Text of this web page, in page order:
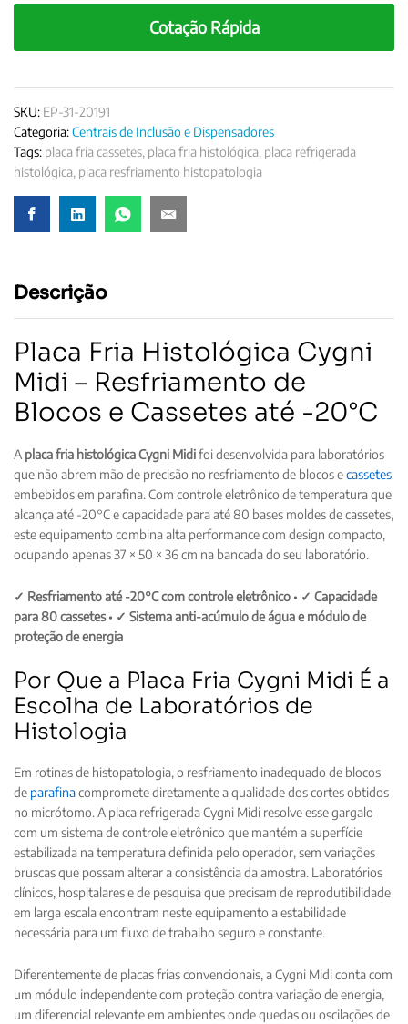
Cygni
quantity
Cotação Rápida
SKU: EP-31-20191
Categoria:Centrais de Inclusão e Dispensadores
Tags: placa fria cassetes, placa fria histológica, placa refrigerada
histológica, placa resfriamento histopatologia
Descrição
Placa Fria Histológica Cygni
Midi – Resfriamento de
Blocos e Cassetes até -20°C
A placa fria histológica Cygni Midifoi desenvolvida para laboratórios
que não abrem mão de precisão no resfriamento de blocos ecassetes
embebidos em parafina. Com controle eletrônico de temperatura que
alcança até -20°C e capacidade para até 80 bases moldes de cassetes,
este equipamento combina alta performance com design compacto,
ocupando apenas 37 × 50 × 36 cm na bancada do seu laboratório.
✓ Resfriamento até -20°C com controle eletrônico • ✓ Capacidade
para 80 cassetes• ✓ Sistema anti-acúmulo de água e módulo de
proteção de energia
Por Que a Placa Fria Cygni Midi É a
Escolha de Laboratórios de
Histologia
Em rotinas de histopatologia, o resfriamento inadequado de blocos
de parafinacompromete diretamente a qualidade dos cortes obtidos
no micrótomo. A placa refrigerada Cygni Midi resolve esse gargalo
com um sistema de controle eletrônico que mantém a superfície
estabilizada na temperatura definida pelo operador, sem variações
bruscas que possam alterar a consistência da amostra. Laboratórios
clínicos, hospitalares e de pesquisa que precisam de reprodutibilidade
em larga escala encontram neste equipamento a estabilidade
necessária para um fluxo de trabalho seguro e constante.
Diferentemente de placas frias convencionais, a Cygni Midi conta com
um módulo independente com proteção contra variação de energia,
um diferencial relevante em ambientes onde quedas ou oscilações de